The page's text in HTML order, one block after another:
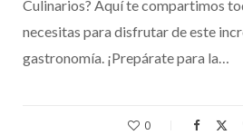
Culinarios? Aquí te compartimos
necesitas para disfrutar de este
gastronomía. ¡Prepárate para la…
0